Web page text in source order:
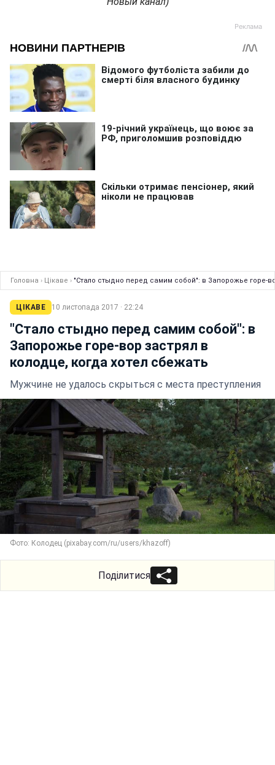
Головна › Цікаве › "Стало стыдно перед самим собой": в Запорожье горе-
ЦІКАВЕ 10 листопада 2017 · 22:24
"Стало стыдно перед самим собой": в
Запорожье горе-вор застрял в
колодце, когда хотел сбежать
Мужчине не удалось скрыться с места преступления
Фото: Колодец (pixabay.com/ru/users/khazoff)
Поділитися